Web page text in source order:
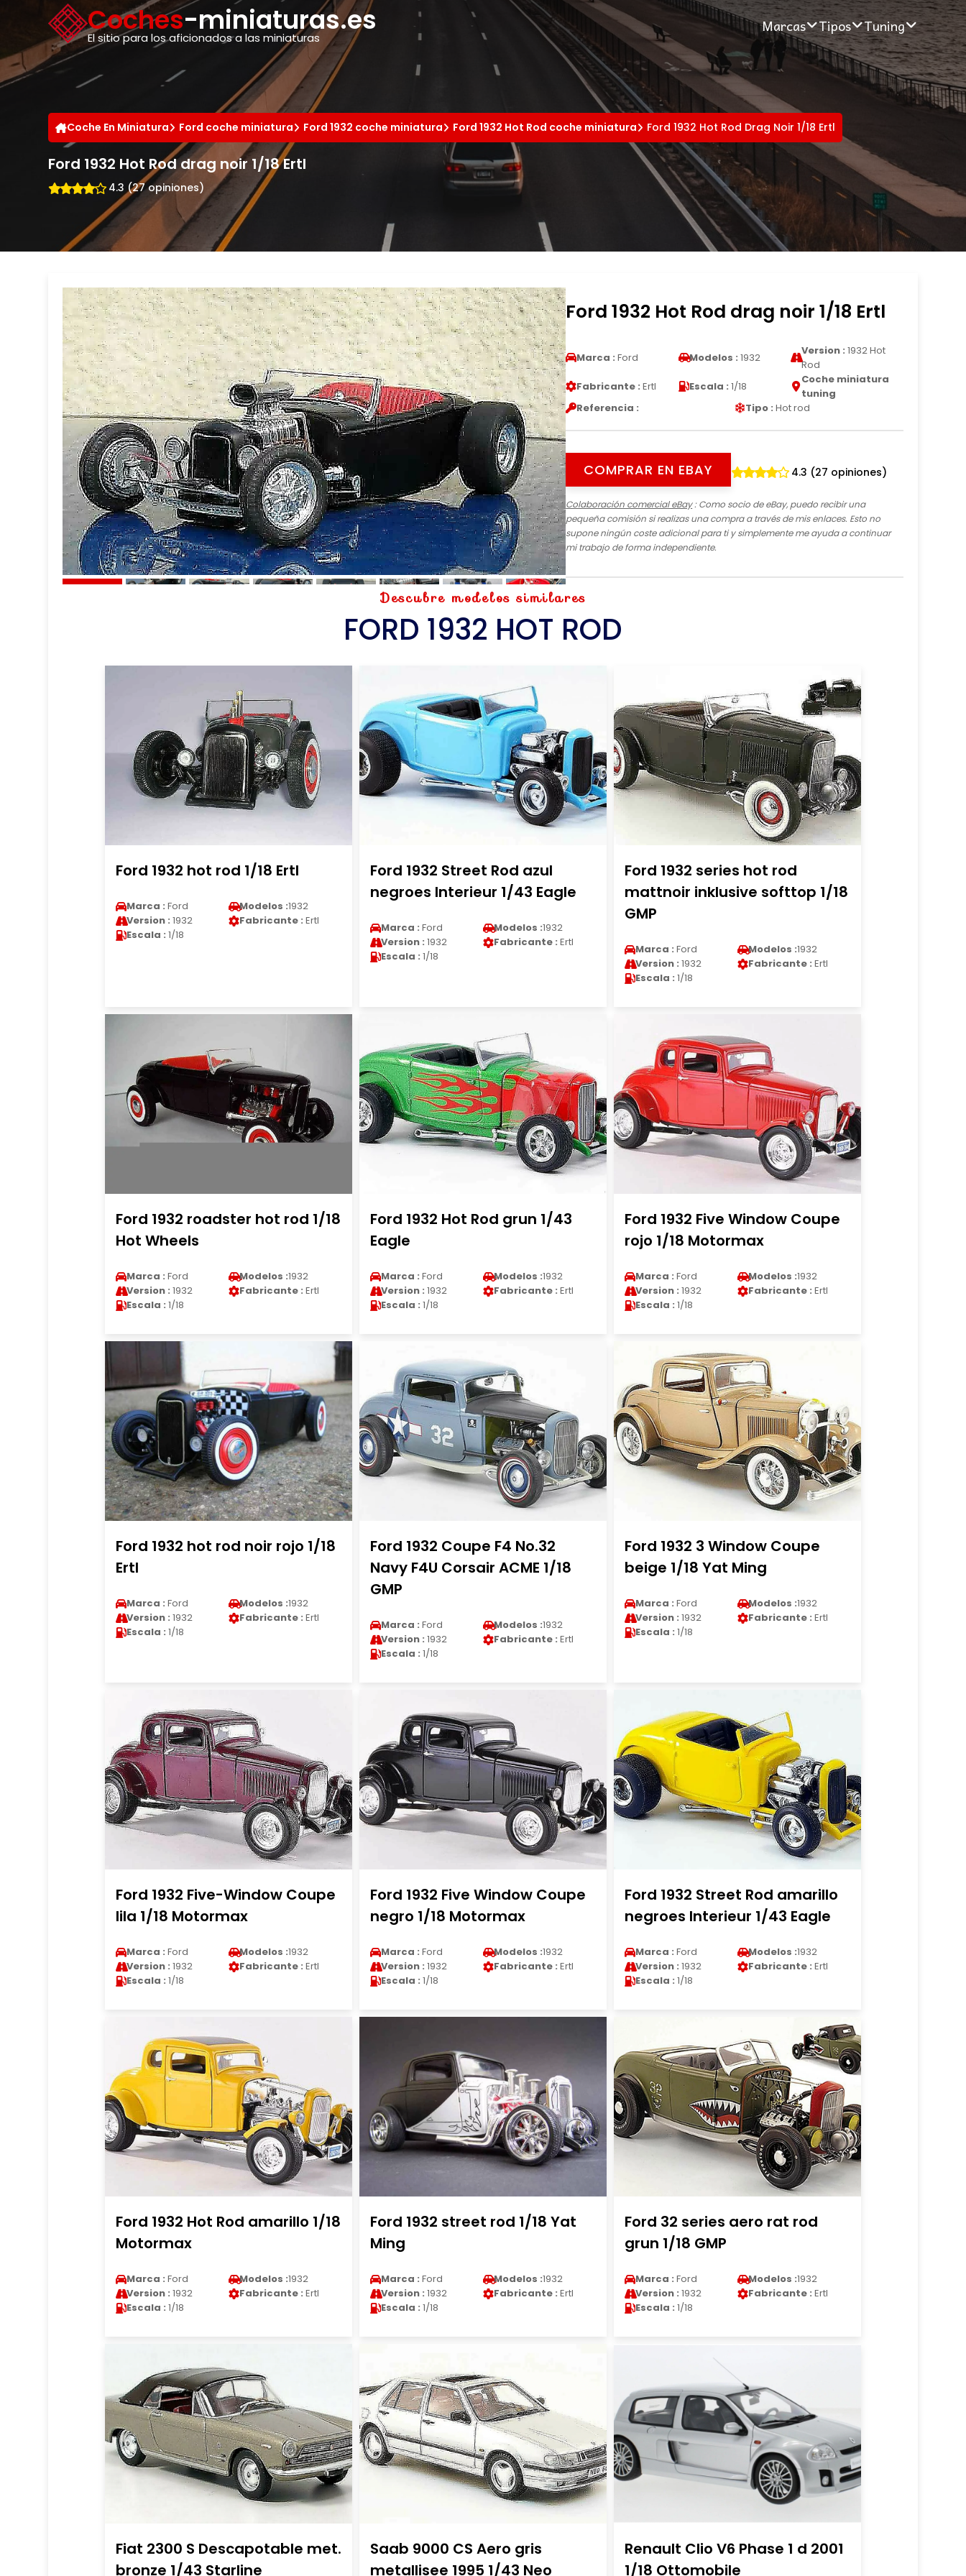
Coches-miniaturas.es
El sitio para los aficionados a las miniaturas
Marcas Tipos Tuning
Coche En Miniatura Ford coche miniatura Ford 1932 coche miniatura Ford 1932 Hot Rod coche miniatura Ford 1932 Hot Rod Drag Noir 1/18 Ertl
Ford 1932 Hot Rod drag noir 1/18 Ertl
4.3 (27 opiniones)
Ford 1932 Hot Rod drag noir 1/18 Ertl
Marca : Ford Modelos : 1932
Version : 1932 Hot
Rod
Fabricante : Ertl Escala : 1/18
Coche miniatura
tuning
Referencia :
Tipo : Hot rod
COMPRAR EN EBAY 4.3 (27 opiniones)
Colaboración comercial eBay: Como socio de eBay, puedo recibir una
pequeña comisión si realizas una compra a través de mis enlaces. Esto no
supone ningún coste adicional para ti y simplemente me ayuda a continuar
mi trabajo de forma independiente.
Descubre modelos similares
FORD 1932 HOT ROD
Ford 1932 hot rod 1/18 Ertl
Marca : Ford Modelos :1932
Version : 1932 Fabricante : Ertl
Escala : 1/18
Ford 1932 Street Rod azul
negroes Interieur 1/43 Eagle
Marca : Ford Modelos :1932
Version : 1932 Fabricante : Ertl
Escala : 1/18
Ford 1932 series hot rod
mattnoir inklusive softtop 1/18
GMP
Marca : Ford Modelos :1932
Version : 1932 Fabricante : Ertl
Escala : 1/18
Ford 1932 roadster hot rod 1/18
Hot Wheels
Marca : Ford Modelos :1932
Version : 1932 Fabricante : Ertl
Escala : 1/18
Ford 1932 Hot Rod grun 1/43
Eagle
Marca : Ford Modelos :1932
Version : 1932 Fabricante : Ertl
Escala : 1/18
Ford 1932 Five Window Coupe
rojo 1/18 Motormax
Marca : Ford Modelos :1932
Version : 1932 Fabricante : Ertl
Escala : 1/18
Ford 1932 hot rod noir rojo 1/18
Ertl
Marca : Ford Modelos :1932
Version : 1932 Fabricante : Ertl
Escala : 1/18
Ford 1932 Coupe F4 No.32
Navy F4U Corsair ACME 1/18
GMP
Marca : Ford Modelos :1932
Version : 1932 Fabricante : Ertl
Escala : 1/18
Ford 1932 3 Window Coupe
beige 1/18 Yat Ming
Marca : Ford Modelos :1932
Version : 1932 Fabricante : Ertl
Escala : 1/18
Ford 1932 Five-Window Coupe
lila 1/18 Motormax
Marca : Ford Modelos :1932
Version : 1932 Fabricante : Ertl
Escala : 1/18
Ford 1932 Five Window Coupe
negro 1/18 Motormax
Marca : Ford Modelos :1932
Version : 1932 Fabricante : Ertl
Escala : 1/18
Ford 1932 Street Rod amarillo
negroes Interieur 1/43 Eagle
Marca : Ford Modelos :1932
Version : 1932 Fabricante : Ertl
Escala : 1/18
Ford 1932 Hot Rod amarillo 1/18
Motormax
Marca : Ford Modelos :1932
Version : 1932 Fabricante : Ertl
Escala : 1/18
Ford 1932 street rod 1/18 Yat
Ming
Marca : Ford Modelos :1932
Version : 1932 Fabricante : Ertl
Escala : 1/18
Ford 32 series aero rat rod
grun 1/18 GMP
Marca : Ford Modelos :1932
Version : 1932 Fabricante : Ertl
Escala : 1/18
Fiat 2300 S Descapotable met.
bronze 1/43 Starline
Saab 9000 CS Aero gris
metallisee 1995 1/43 Neo
Renault Clio V6 Phase 1 d 2001
1/18 Ottomobile
Panel de gestión de cookies